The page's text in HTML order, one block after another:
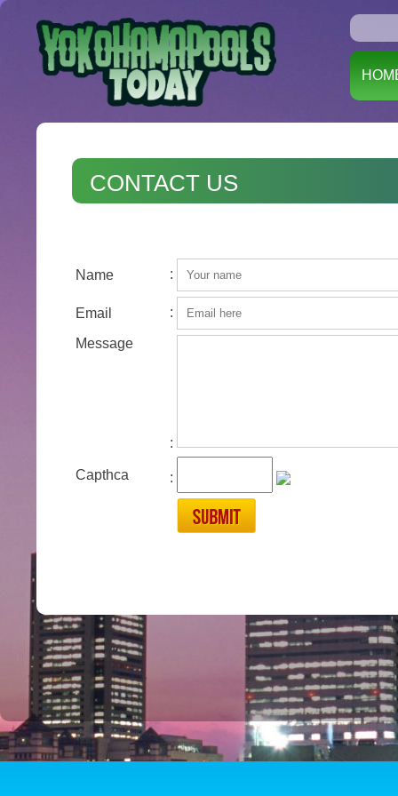
CONTACT US
Name :
Email :
Message
:
Capthca :